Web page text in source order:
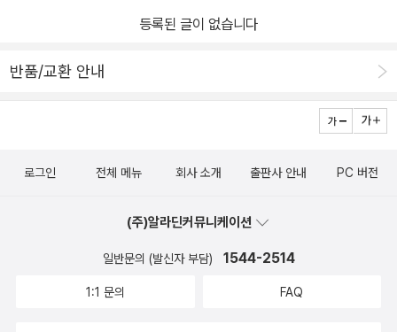
#책리뷰 #추천 #제공받은책
해해야 하는지에 대한 내용 설명과 함께 예시 코드들도 함께 설명에
수 있도록 한다.​핵심 기초 개념 설명 이후에는 스프링 부트를 실무에
본이 되는 JDK 설치부터 개발하기 위한 IDE 툴인 인텔리제이 설치
하기 위해 데이터베이스와 연동하는 방법을 설명하기 앞서 MySQL
데이터베이스 툴을 설치하는 방법도 친절하게 소개한다.특히나 각 단
계를 하나하나 이미지로 설명하고 있어서 설치하거나 셋팅하는 방법
에 앞서 알아두어야 할 롬복의 사용방법이나 애플리케이션 내 설정
등록된 글이 없습니다
반품/교환 안내
로그인 전체 메뉴 회사 소개 출판사 안내 PC 버전
(주)알라딘커뮤니케이션
일반문의 (발신자 부담) 1544-2514
1:1 문의 FAQ